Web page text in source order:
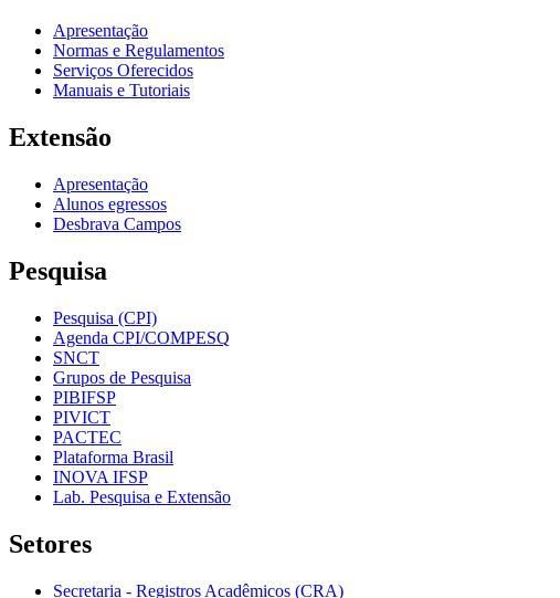
Apresentação
Normas e Regulamentos
Serviços Oferecidos
Manuais e Tutoriais
Extensão
Apresentação
Alunos egressos
Desbrava Campos
Pesquisa
Pesquisa (CPI)
Agenda CPI/COMPESQ
SNCT
Grupos de Pesquisa
PIBIFSP
PIVICT
PACTEC
Plataforma Brasil
INOVA IFSP
Lab. Pesquisa e Extensão
Setores
Secretaria - Registros Acadêmicos (CRA)